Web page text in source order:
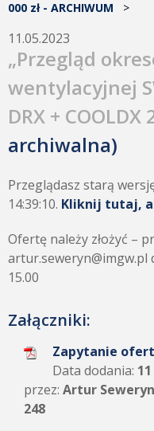
000 zł - ARCHIWUM >
11.05.2023
„Przegląd
wentylacyjnej
DRX + COOLDX
archiwalna)
Przeglądasz starą
14:39:10. Kliknij tutaj,
Ofertę należy złożyć –
artur.seweryn@imgw.pl
15.00
Załączniki:
Zapytanie
Data dodania:
przez: Artur Seweryn
248